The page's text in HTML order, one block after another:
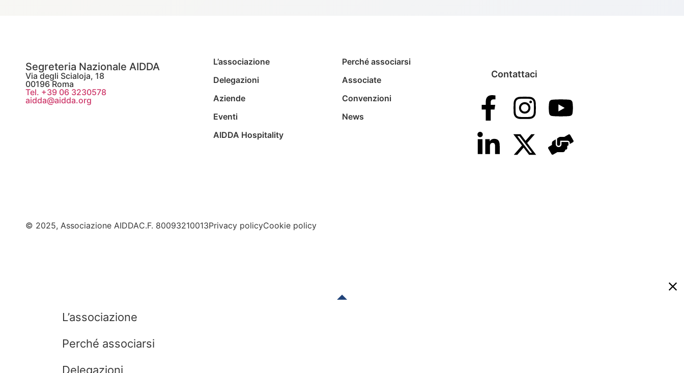
Segreteria Nazionale AIDDA
Via degli Scialoja, 18
00196 Roma
Tel. +39 06 3230578
aidda@aidda.org
L’associazione
Delegazioni
Aziende
Eventi
AIDDA Hospitality
Perché associarsi
Associate
Convenzioni
News
Contattaci
© 2025, Associazione AIDDAC.F. 80093210013Privacy policyCookie policy
L’associazione
Perché associarsi
Delegazioni